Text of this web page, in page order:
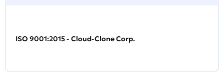
ISO 9001:2015 - Cloud-Clone Corp.